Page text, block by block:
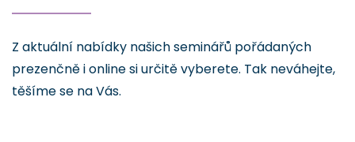
Z aktuální nabídky našich seminářů pořádaných
prezenčně i online si určitě vyberete. Tak neváhejte,
těšíme se na Vás.